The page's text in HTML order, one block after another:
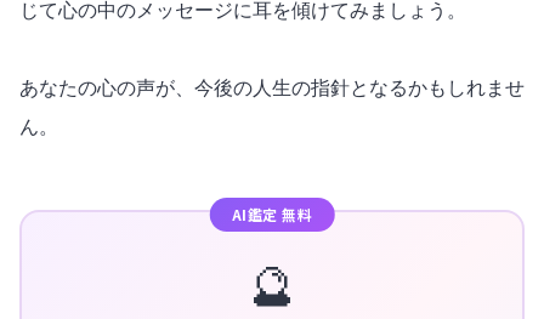
じて心の中のメッセージに耳を傾けてみましょう。
あなたの心の声が、今後の人生の指針となるかもしれませ
ん。
AI鑑定 無料
🔮